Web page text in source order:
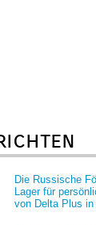
Die Russische
Lager für
von Delta Plus